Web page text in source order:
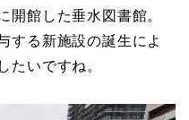
開館した垂水図書館。
する新施設の誕生によ
たいですね。